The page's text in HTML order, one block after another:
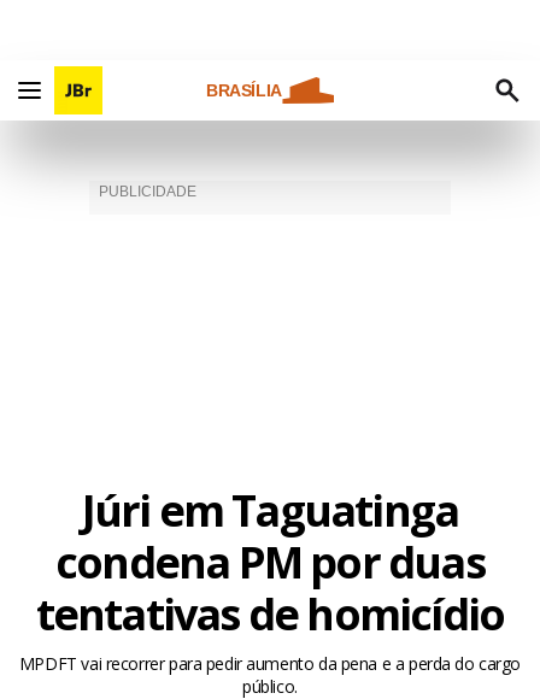
BRASÍLIA
Júri em Taguatinga
condena PM por duas
tentativas de homicídio
MPDFT vai recorrer para pedir aumento da pena e a perda do cargo
público.